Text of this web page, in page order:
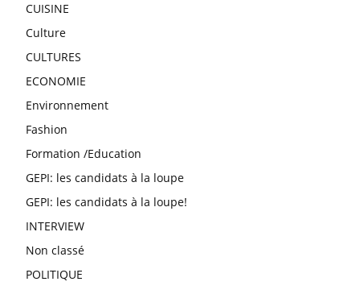
CUISINE
Culture
CULTURES
ECONOMIE
Environnement
Fashion
Formation /Education
GEPI: les candidats à la loupe
GEPI: les candidats à la loupe!
INTERVIEW
Non classé
POLITIQUE